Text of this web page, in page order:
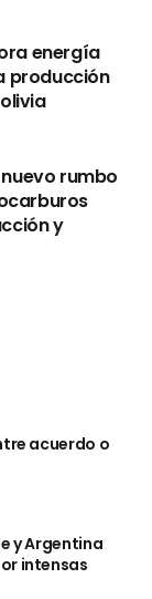
energía
producción
rumbo
y
acuerdo o
y Argentina
intensas